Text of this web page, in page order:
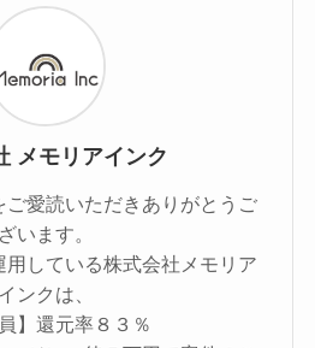
メモリアインク
愛読いただきありがとうご
ざいます。
用している株式会社メモリア
インクは、
員】還元率８３％